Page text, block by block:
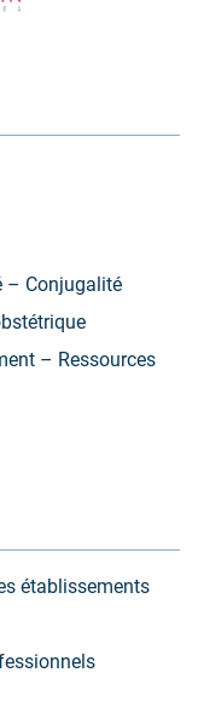
– Conjugalité
– Ressources
établissements